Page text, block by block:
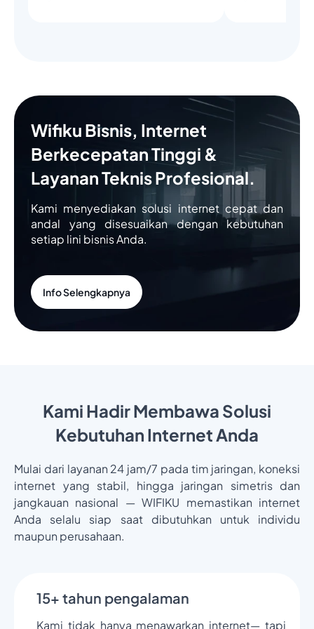
Wifiku Bisnis, Internet
Berkecepatan Tinggi &
Layanan Teknis Profesional.
Kami menyediakan solusi internet cepat dan
andal yang disesuaikan dengan kebutuhan
setiap lini bisnis Anda.
Info Selengkapnya
Kami Hadir Membawa Solusi
Kebutuhan Internet Anda
Mulai dari layanan 24 jam/7 pada tim jaringan, koneksi
internet yang stabil, hingga jaringan simetris dan
jangkauan nasional — WIFIKU memastikan internet
Anda selalu siap saat dibutuhkan untuk individu
maupun perusahaan.
15+ tahun pengalaman
Kami tidak hanya menawarkan internet— tapi